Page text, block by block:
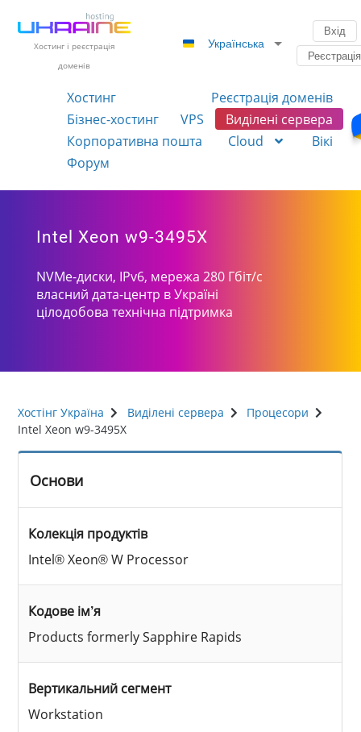
Хостинг і реєстрація
доменів
Українська
Вхід
Реєстрація
Хостинг
Реєстрація доменів
Бізнес-хостинг
VPS
Виділені сервера
Корпоративна пошта
Cloud
Вікі
Форум
Intel Xeon w9-3495X
NVMe-диски, IPv6, мережа 280 Гбіт/с
власний дата-центр в Україні
цілодобова технічна підтримка
Хостінг Україна Виділені сервера
Процесори
Intel Xeon w9-3495X
Основи
Колекція продуктів
Intel® Xeon® W Processor
Кодове ім’я
Products formerly Sapphire Rapids
Вертикальний сегмент
Workstation